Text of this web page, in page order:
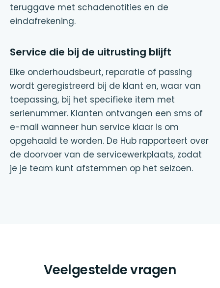
teruggave met schadenotities en de
eindafrekening.
Service die bij de uitrusting blijft
Elke onderhoudsbeurt, reparatie of passing
wordt geregistreerd bij de klant en, waar van
toepassing, bij het specifieke item met
serienummer. Klanten ontvangen een sms of
e-mail wanneer hun service klaar is om
opgehaald te worden. De Hub rapporteert over
de doorvoer van de servicewerkplaats, zodat
je je team kunt afstemmen op het seizoen.
Veelgestelde vragen